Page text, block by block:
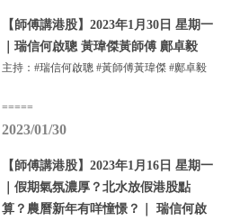
【師傅講港股】2023年1月30日 星期一
｜瑞信何啟聰 黃瑋傑黃師傅 鄺卓毅
主持：#瑞信何啟聰 #黃師傅黃瑋傑 #鄺卓毅
=====
2023/01/30
【師傅講港股】2023年1月16日 星期一
｜假期氣氛濃厚？北水放假港股點
算？農曆新年有咩憧憬？｜ 瑞信何啟